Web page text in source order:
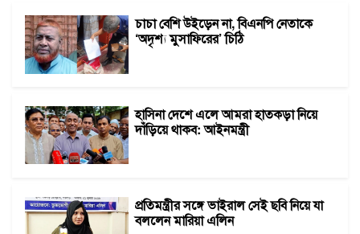
চাচা বেশি উইড়েন না, বিএনপি নেতাকে
‘অদৃশ্য মুসাফিরের’ চিঠি
হাসিনা দেশে এলে আমরা হাতকড়া নিয়ে
দাঁড়িয়ে থাকব: আইনমন্ত্রী
প্রতিমন্ত্রীর সঙ্গে ভাইরাল সেই ছবি নিয়ে যা
বললেন মারিয়া এলিন